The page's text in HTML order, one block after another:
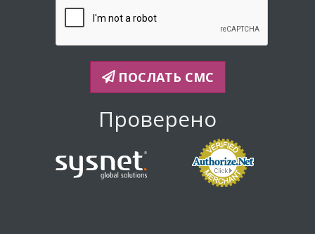
ПОСЛАТЬ СМС
Проверено